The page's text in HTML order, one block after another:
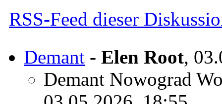
RSS-Feed dieser
Demant - Elen Root,
Demant Nowograd